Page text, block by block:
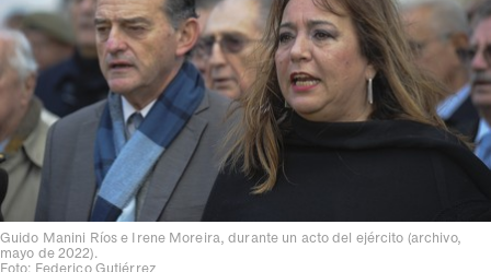
Guido Manini Ríos e Irene Moreira, durante un acto del ejército (archivo,
mayo de 2022).
Foto: Federico Gutiérrez